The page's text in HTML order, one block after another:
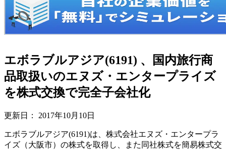
エボラブルアジア(6191) 、国内旅行商
品取扱いのエヌズ・エンタープライズ
を株式交換で完全子会社化
更新日： 2017年10月10日
エボラブルアジア(6191)は、株式会社エヌズ・エンタープラ
イズ（大阪市）の株式を取得し、また同社株式を簡易株式交